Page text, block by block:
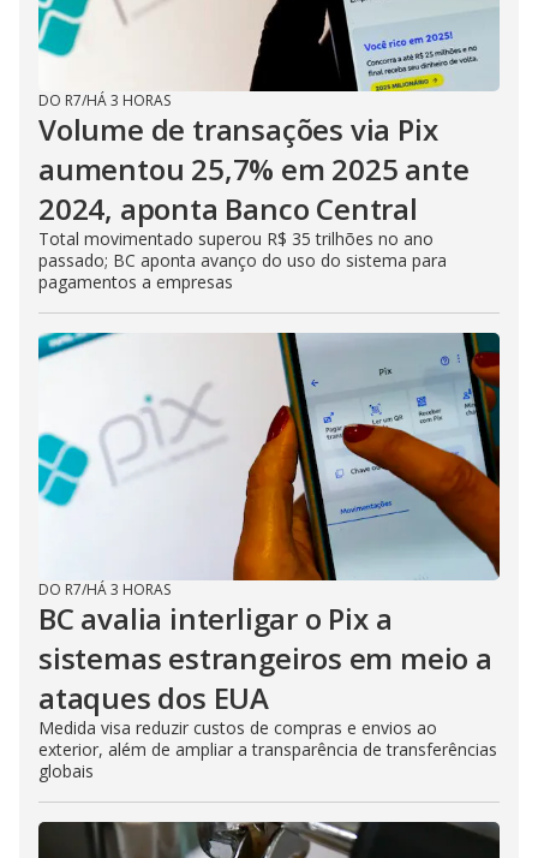
DO R7/HÁ 3 HORAS
Volume de transações via Pix
aumentou 25,7% em 2025 ante
2024, aponta Banco Central
Total movimentado superou R$ 35 trilhões no ano
passado; BC aponta avanço do uso do sistema para
pagamentos a empresas
DO R7/HÁ 3 HORAS
BC avalia interligar o Pix a
sistemas estrangeiros em meio a
ataques dos EUA
Medida visa reduzir custos de compras e envios ao
exterior, além de ampliar a transparência de transferências
globais